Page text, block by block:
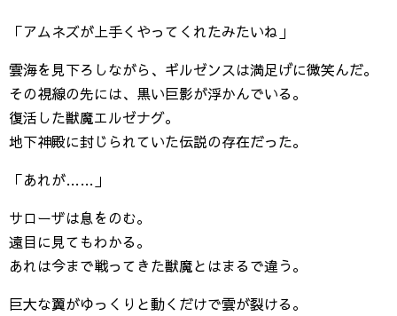
「アムネズが上手くやってくれたみたいね」
雲海を見下ろしながら、ギルゼンスは満足げに微笑んだ。
その視線の先には、黒い巨影が浮かんでいる。
復活した獣魔エルゼナグ。
地下神殿に封じられていた伝説の存在だった。
「あれが……」
サローザは息をのむ。
遠目に見てもわかる。
あれは今まで戦ってきた獣魔とはまるで違う。
巨大な翼がゆっくりと動くだけで雲が裂ける。